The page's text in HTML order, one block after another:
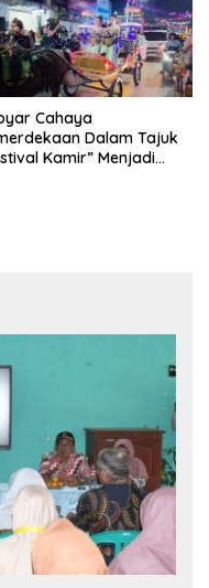
Cahaya
Dalam Tajuk
Kamir” Menjadi